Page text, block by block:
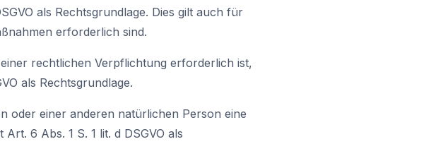
als Rechtsgrundlage. Dies gilt auch für
erforderlich sind.
rechtlichen Verpflichtung erforderlich ist,
als Rechtsgrundlage.
oder einer anderen natürlichen Person eine
6 Abs. 1 S. 1 lit. d DSGVO als